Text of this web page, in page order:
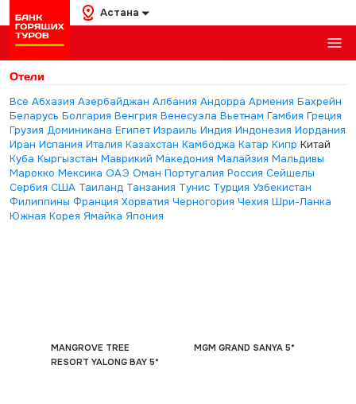
Астана
Отели
Все Абхазия Азербайджан Албания Андорра Армения Бахрейн
Беларусь Болгария Венгрия Венесуэла Вьетнам Гамбия Греция
Грузия Доминикана Египет Израиль Индия Индонезия Иордания
Иран Испания Италия Казахстан Камбоджа Катар Кипр Китай
Куба Кыргызстан Маврикий Македония Малайзия Мальдивы
Марокко Мексика ОАЭ Оман Португалия Россия Сейшелы
Сербия США Таиланд Танзания Тунис Турция Узбекистан
Филиппины Франция Хорватия Черногория Чехия Шри-Ланка
Южная Корея Ямайка Япония
MANGROVE TREE
RESORT YALONG BAY 5*
MGM GRAND SANYA 5*